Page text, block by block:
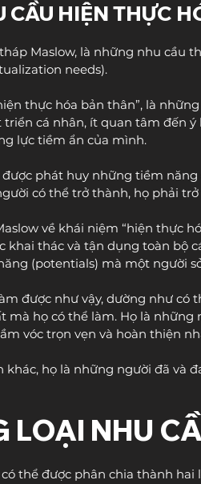
CẦU HIỆN THỰC
Maslow, là những nhu cầu
needs).
thực hóa bản thân”, là
cá nhân, ít quan tâm đến
lực tiềm ẩn của mình.
phát huy những tiềm
có thể trở thành, họ phải trở
về khái niệm “hiện thực
khai thác và tận dụng toàn bộ
(potentials) mà một người
được như vậy, dường như có
mà họ có thể làm. Họ là
vóc trọn vẹn và hoàn thiện
họ là những người đã và
LOẠI NHU
thể được phân chia thành